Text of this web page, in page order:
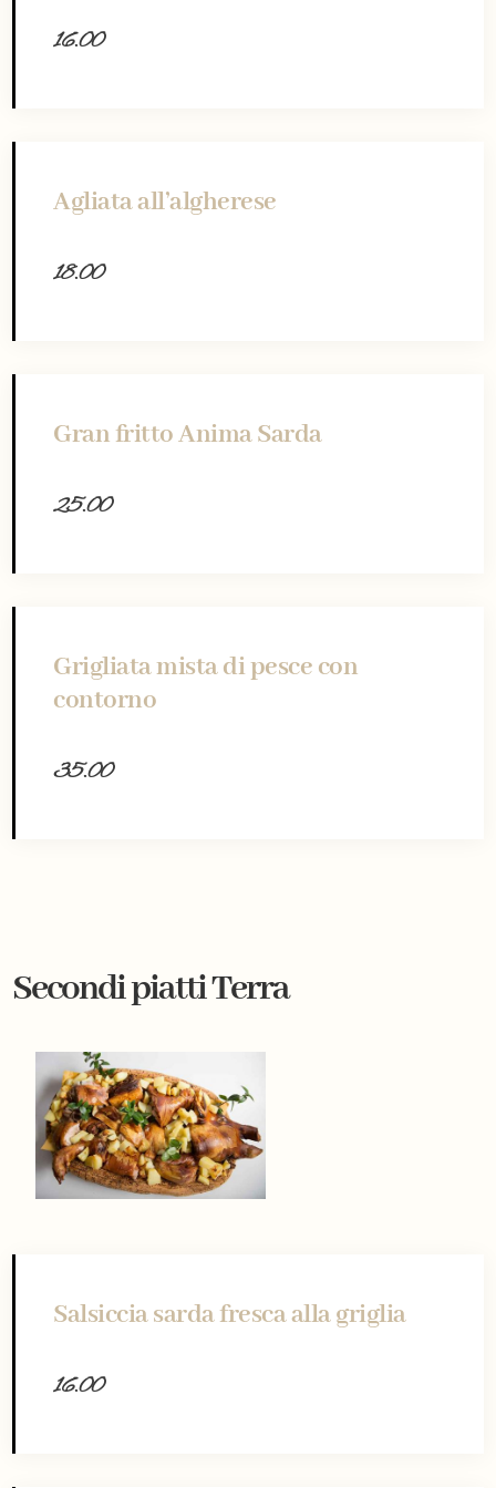
16.00
Agliata all’algherese
18.00
Gran fritto Anima Sarda
25.00
Grigliata mista di pesce con
contorno
35.00
Secondi piatti Terra
Salsiccia sarda fresca alla griglia
16.00